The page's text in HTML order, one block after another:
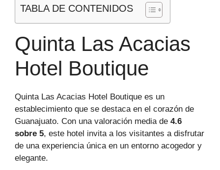
TABLA DE CONTENIDOS
Quinta Las Acacias
Hotel Boutique
Quinta Las Acacias Hotel Boutique es un
establecimiento que se destaca en el corazón de
Guanajuato. Con una valoración media de 4.6
sobre 5, este hotel invita a los visitantes a disfrutar
de una experiencia única en un entorno acogedor y
elegante.